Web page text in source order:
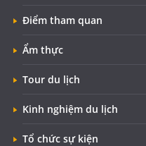
Điểm tham quan
Ẩm thực
Tour du lịch
Kinh nghiệm du lịch
Tổ chức sự kiện